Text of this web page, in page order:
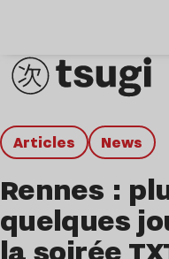
Articles news
Rennes :
quelques
la soirée